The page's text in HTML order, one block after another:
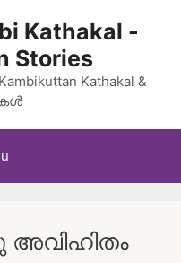
Kathakal -
Stories
Kathakal &
അവിഹിതം